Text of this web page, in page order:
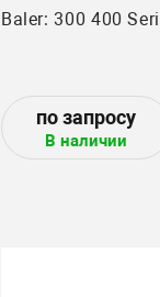
Baler: 300
В наличии